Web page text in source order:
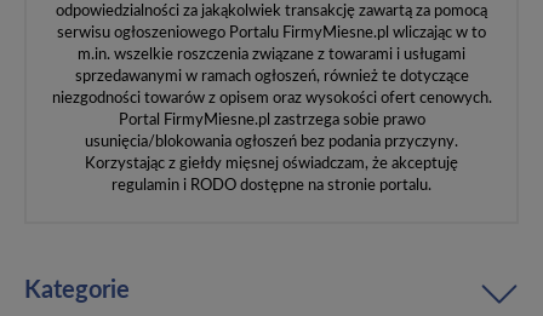
odpowiedzialności za jakąkolwiek transakcję zawartą za pomocą
serwisu ogłoszeniowego Portalu FirmyMiesne.pl wliczając w to
m.in. wszelkie roszczenia związane z towarami i usługami
sprzedawanymi w ramach ogłoszeń, również te dotyczące
niezgodności towarów z opisem oraz wysokości ofert cenowych.
Portal FirmyMiesne.pl zastrzega sobie prawo
usunięcia/blokowania ogłoszeń bez podania przyczyny.
Korzystając z giełdy mięsnej oświadczam, że akceptuję
regulamin i RODO dostępne na stronie portalu.
Kategorie